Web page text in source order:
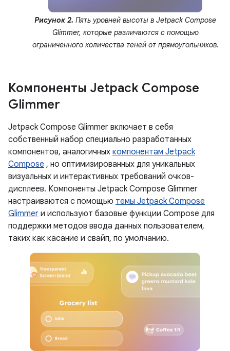
Рисунок 2. Пять уровней высоты в Jetpack Compose
Glimmer, которые различаются с помощью
ограниченного количества теней от прямоугольников.
Компоненты Jetpack Compose
Glimmer
Jetpack Compose Glimmer включает в себя
собственный набор специально разработанных
компонентов, аналогичных компонентам Jetpack
Compose , но оптимизированных для уникальных
визуальных и интерактивных требований очков-
дисплеев. Компоненты Jetpack Compose Glimmer
настраиваются с помощью темы Jetpack Compose
Glimmer и используют базовые функции Compose для
поддержки методов ввода данных пользователем,
таких как касание и свайп, по умолчанию.